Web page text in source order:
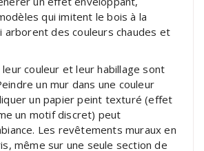
qui imitent le bois à la
arborent des couleurs chaudes et
couleur et leur habillage sont
un mur dans une couleur
un papier peint texturé (effet
un motif discret) peut
Les revêtements muraux en
même sur une seule section de